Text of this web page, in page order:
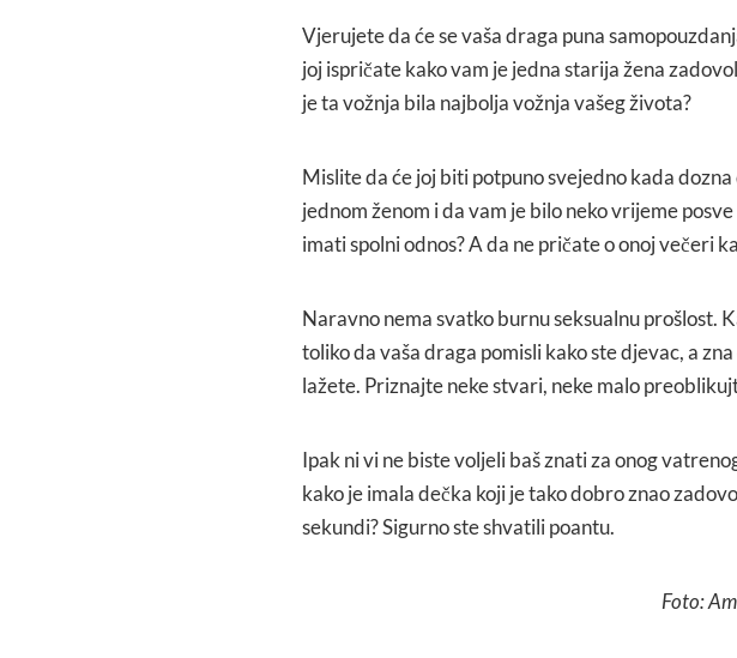
Vjerujete da će se vaša draga puna
joj ispričate kako vam je jedna starija žena
je ta vožnja bila najbolja vožnja vašeg života?
Mislite da će joj biti potpuno svejedno kada
jednom ženom i da vam je bilo neko vrijeme
imati spolni odnos? A da ne pričate o onoj večeri
Naravno nema svatko burnu seksualnu prošlost.
toliko da vaša draga pomisli kako ste djevac, a
lažete. Priznajte neke stvari, neke malo
Ipak ni vi ne biste voljeli baš znati za onog
kako je imala dečka koji je tako dobro znao
sekundi? Sigurno ste shvatili poantu.
Foto: